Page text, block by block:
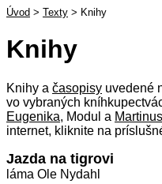
Úvod > Texty > Knihy
Knihy
Knihy a časopisy uvedené
vo vybraných
Eugenika, Modul a Martinus
internet, kliknite na
Jazda na tigrovi
láma Ole Nydahl